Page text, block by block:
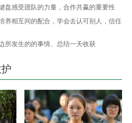
感受团队的力量，合作共赢的重要性
相互间的配合，学会去认可别人，信任
发生的的事情、总结一天收获